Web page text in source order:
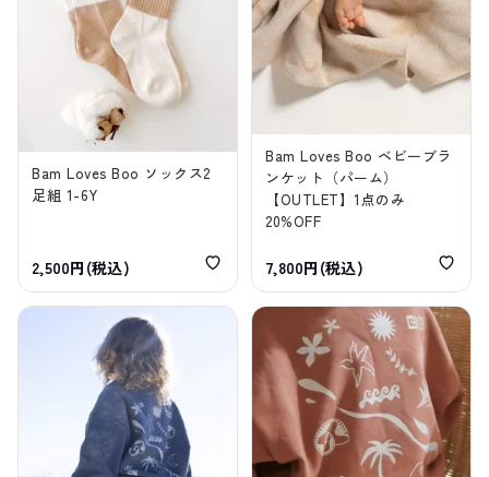
Bam Loves Boo ソックス2
足組 1-6Y
2,500円(税込)
Bam Loves Boo ベビーブラ
ンケット（パーム）
【OUTLET】1点のみ
20%OFF
7,800円(税込)